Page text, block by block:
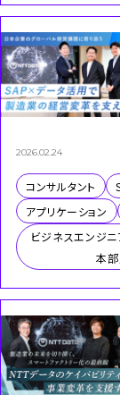
コンサルタント
アプリケーション
ビジネスエンジニ
本
2026.02.24